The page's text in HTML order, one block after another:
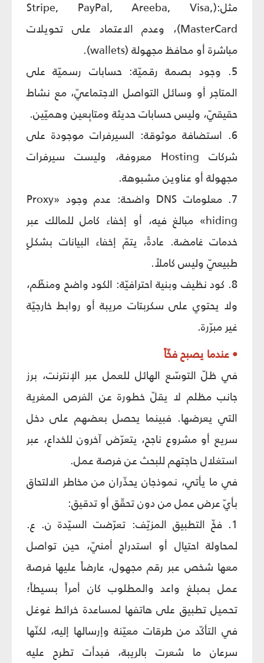
مثل:(Stripe, PayPal, Areeba, Visa,
MasterCard)، وعدم الاعتماد على تحويلات
مباشرة أو محافظ مجهولة (wallets).
5. وجود بصمة رقميّة: حسابات رسميّة على
المتاجر أو وسائل التواصل الاجتماعيّ، مع نشاط
حقيقيّ، وليس حسابات حديثة ومتابِعين وهميّين.
6. استضافة موثوقة: السيرفرات موجودة على
شركات Hosting معروفة، وليست سيرفرات
مجهولة أو عناوين مشبوهة.
7. معلومات DNS واضحة: عدم وجود «Proxy
hiding» مبالغ فيه، أو إخفاء كامل للمالك عبر
خدمات غامضة. عادةً، يتمّ إخفاء البيانات بشكلٍ
طبيعيّ وليس كاملاً.
8. كود نظيف وبنية احترافيّة: الكود واضح ومنظّم،
ولا يحتوي على سكربتات مريبة أو روابط خارجيّة
غير مبرّرة.
• عندما يصبح فخّاً
في ظلّ التوسّع الهائل للعمل عبر الإنترنت، برز
جانب مظلم لا يقلّ خطورة عن الفرص المغرية
التي يعرضها. فبينما يحصل بعضهم على دخل
سريع أو مشروع ناجح، يتعرّض آخرون للخداع، عبر
استغلال حاجتهم للبحث عن فرصة عمل.
في ما يأتي، نموذجان يحذّران من مخاطر الالتحاق
بأيّ عرض عمل من دون تحقّق أو تدقيق:
1. فخّ التطبيق المزيّف: تعرّضت السيّدة ن. ع.
لمحاولة احتيال أو استدراج أمنيّ، حين تواصل
معها شخص عبر رقم مجهول، عارضاً عليها فرصة
عمل بمبلغ واعد والمطلوب كان أمراً بسيطاً؛
تحميل تطبيق على هاتفها لمساعدة خرائط غوغل
في التأكّد من طرقات معيّنة وإرسالها إليه، لكنّها
سرعان ما شعرت بالريبة، فبدأت تطرح عليه